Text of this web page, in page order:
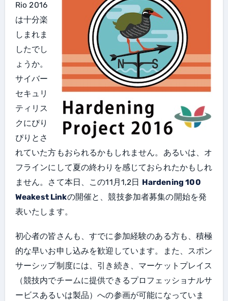
Rio 2016
は十分楽
しまれま
したでし
ょうか。
サイバー
セキュリ
ティリス
クにぴり
ぴりとさ
れていた方もおられるかもしれません。あるいは、オ
フラインにして夏の終わりを感じておられたかもしれ
ません。さて本日、この11月1,2日 Hardening 100
Weakest Linkの開催と、競技参加者募集の開始を発
表いたします。
初心者の皆さんも、すでに参加経験のある方も、積極
的な早いお申し込みを歓迎しています。また、スポン
サーシップ制度には、引き続き、マーケットプレイス
（競技内でチームに提供できるプロフェッショナルサ
ービスあるいは製品）への参画が可能になっていま